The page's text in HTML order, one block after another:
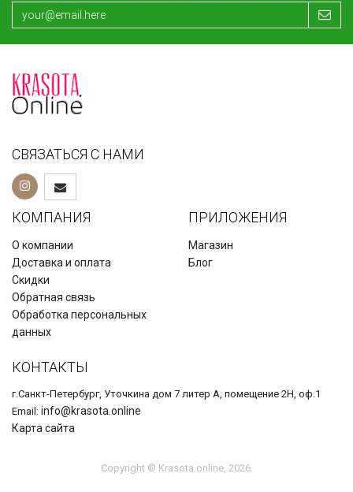
СВЯЗАТЬСЯ С НАМИ
КОМПАНИЯ
О компании
Доставка и оплата
Скидки
Обратная связь
Обработка персональных
данных
ПРИЛОЖЕНИЯ
Магазин
Блог
КОНТАКТЫ
г.Санкт-Петербург, Уточкина дом 7 литер А, помещение 2Н, оф.1
Email: info@krasota.online
Карта сайта
Copyright © Krasota.online, 2026.